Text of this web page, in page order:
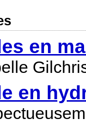
en
en